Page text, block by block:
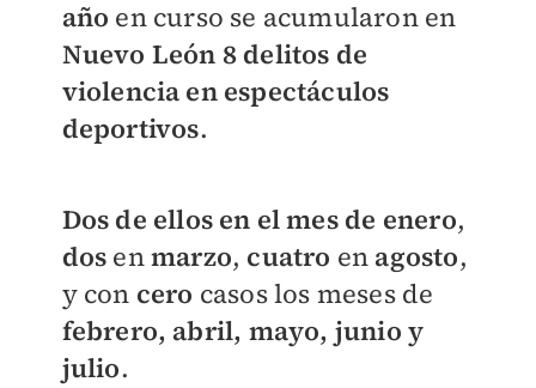
año en curso se acumularon en
Nuevo León 8 delitos de
violencia en espectáculos
deportivos.
Dos de ellos en el mes de enero,
dos enmarzo, cuatro en agosto,
y con cero casos los meses de
febrero, abril, mayo, junio y
julio.